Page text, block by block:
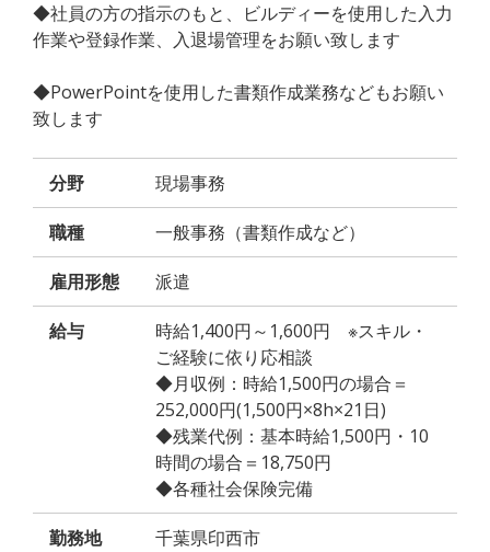
◆社員の方の指示のもと、ビルディーを使用した入力
作業や登録作業、入退場管理をお願い致します
◆PowerPointを使用した書類作成業務などもお願い
致します
分野 現場事務
職種 一般事務（書類作成など）
雇用形態 派遣
給与
時給1,400円～1,600円 ※スキル・
ご経験に依り応相談
◆月収例：時給1,500円の場合＝
252,000円(1,500円×8h×21日)
◆残業代例：基本時給1,500円・10
時間の場合＝18,750円
◆各種社会保険完備
勤務地 千葉県印西市